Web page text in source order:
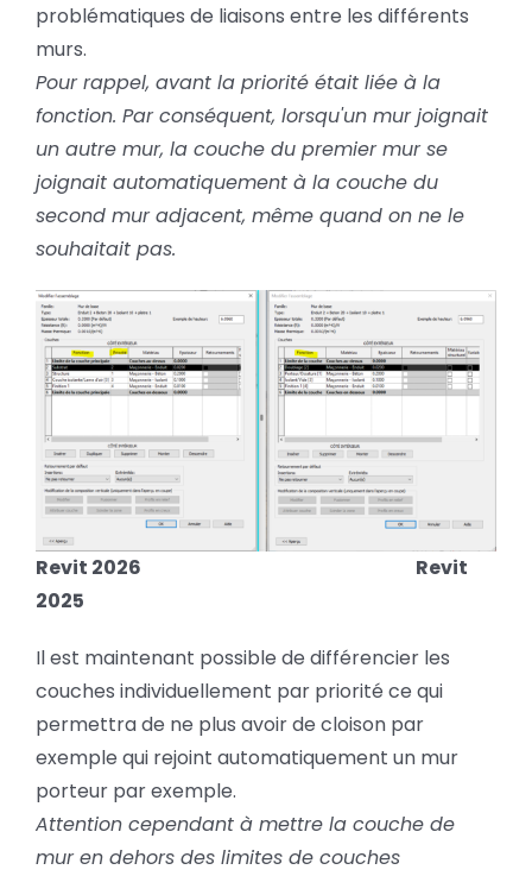
problématiques de liaisons entre les différents
murs.
Pour rappel, avant la priorité était liée à la
fonction. Par conséquent, lorsqu'un mur joignait
un autre mur, la couche du premier mur se
joignait automatiquement à la couche du
second mur adjacent, même quand on ne le
souhaitait pas.
Revit 2026 Revit
2025
Il est maintenant possible de différencier les
couches individuellement par priorité ce qui
permettra de ne plus avoir de cloison par
exemple qui rejoint automatiquement un mur
porteur par exemple.
Attention cependant à mettre la couche de
mur en dehors des limites de couches